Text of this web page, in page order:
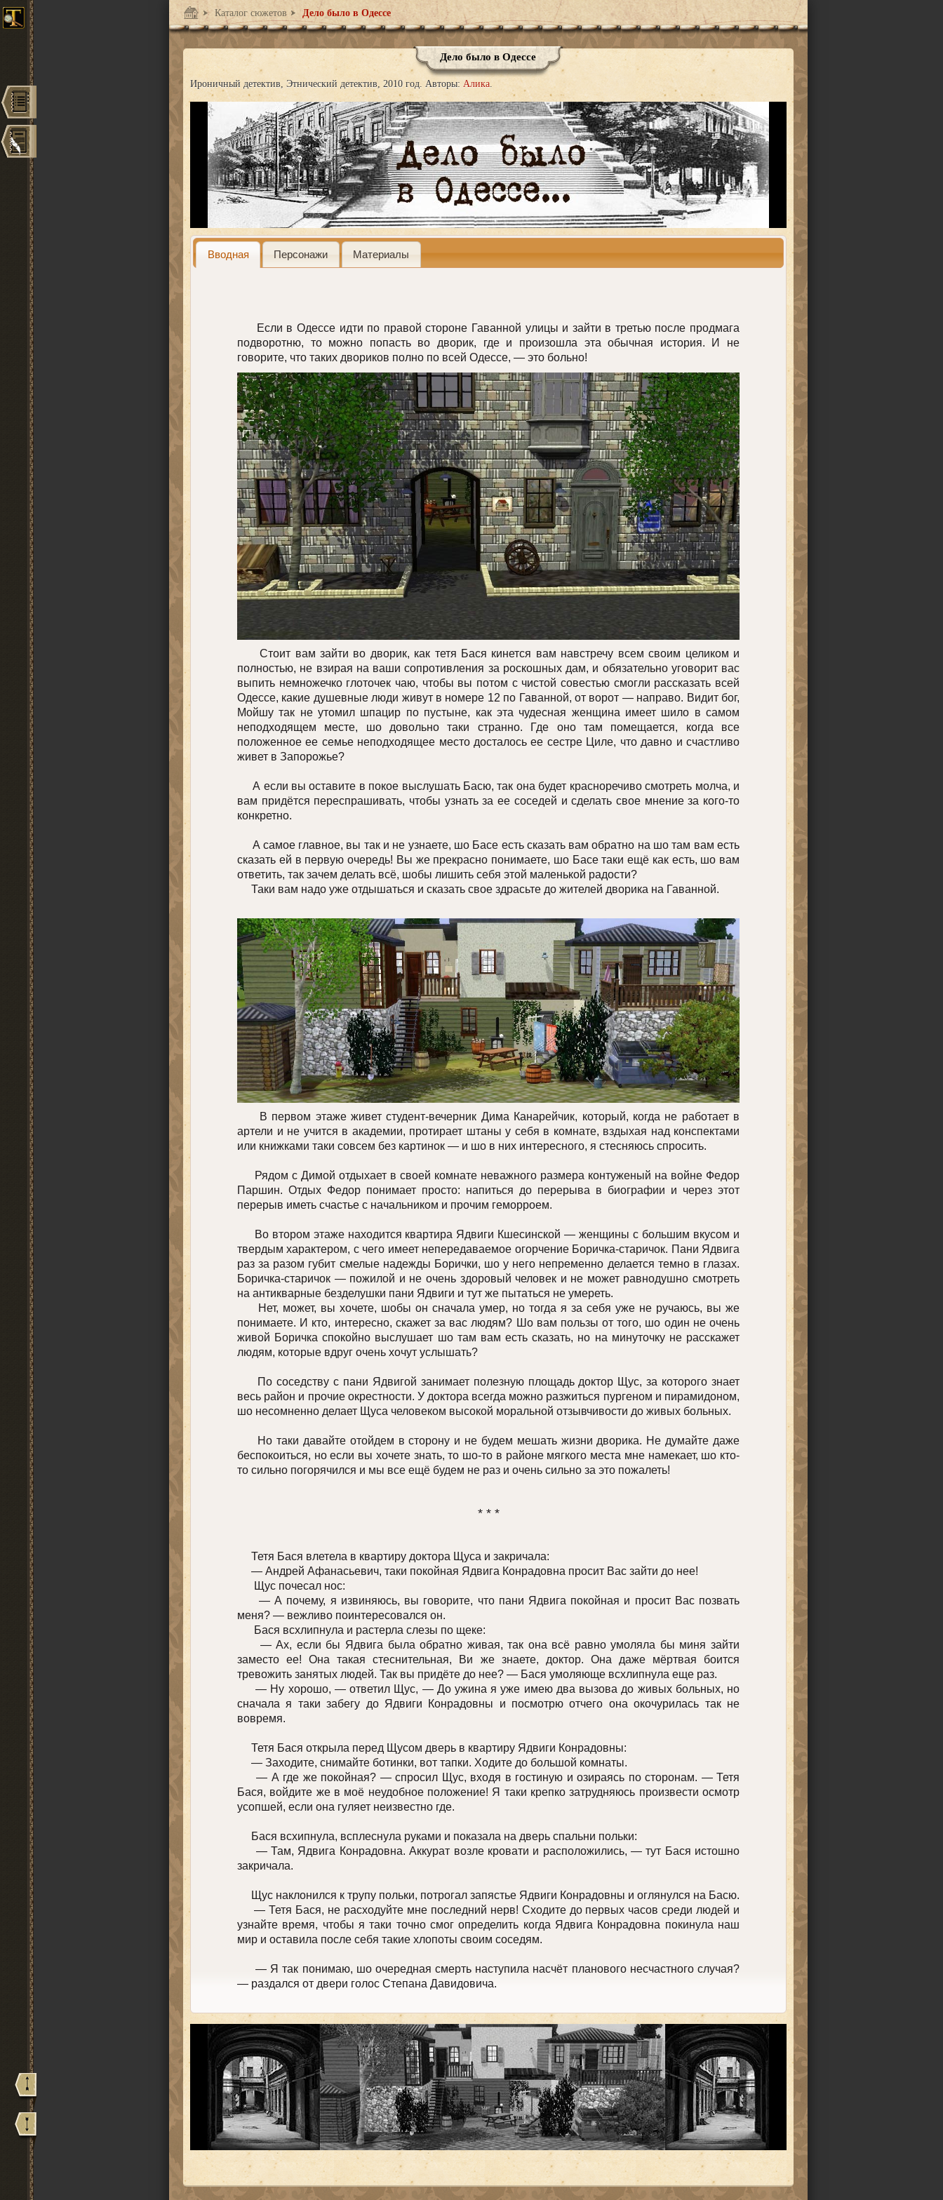
Каталог сюжетов Дело было в Одессе
Дело было в Одессе
Ироничный детектив Этнический детектив 2010 год. Авторы: Алика
Вводная Персонажи Материалы
Если в Одессе идти по правой стороне Гаванной улицы и зайти в третью после продмага
подворотню, то можно попасть во дворик, где и произошла эта обычная история. И не
говорите, что таких двориков полно по всей Одессе, — это больно!
Стоит вам зайти во дворик, как тетя Бася кинется вам навстречу всем своим целиком и
полностью, не взирая на ваши сопротивления за роскошных дам, и обязательно уговорит вас
выпить немножечко глоточек чаю, чтобы вы потом с чистой совестью смогли рассказать всей
Одессе, какие душевные люди живут в номере 12 по Гаванной, от ворот — направо. Видит бог,
Мойшу так не утомил шпацир по пустыне, как эта чудесная женщина имеет шило в самом
неподходящем месте, шо довольно таки странно. Где оно там помещается, когда все
положенное ее семье неподходящее место досталось ее сестре Циле, что давно и счастливо
живет в Запорожье?
А если вы оставите в покое выслушать Басю, так она будет красноречиво смотреть молча, и
вам придётся переспрашивать, чтобы узнать за ее соседей и сделать свое мнение за кого-то
конкретно.
А самое главное, вы так и не узнаете, шо Басе есть сказать вам обратно на шо там вам есть
сказать ей в первую очередь! Вы же прекрасно понимаете, шо Басе таки ещё как есть, шо вам
ответить, так зачем делать всё, шобы лишить себя этой маленькой радости?
Таки вам надо уже отдышаться и сказать свое здрасьте до жителей дворика на Гаванной.
В первом этаже живет студент-вечерник Дима Канарейчик, который, когда не работает в
артели и не учится в академии, протирает штаны у себя в комнате, вздыхая над конспектами
или книжками таки совсем без картинок — и шо в них интересного, я стесняюсь спросить.
Рядом с Димой отдыхает в своей комнате неважного размера контуженый на войне Федор
Паршин. Отдых Федор понимает просто: напиться до перерыва в биографии и через этот
перерыв иметь счастье с начальником и прочим геморроем.
Во втором этаже находится квартира Ядвиги Кшесинской — женщины с большим вкусом и
твердым характером, с чего имеет непередаваемое огорчение Боричка-старичок. Пани Ядвига
раз за разом губит смелые надежды Борички, шо у него непременно делается темно в глазах.
Боричка-старичок — пожилой и не очень здоровый человек и не может равнодушно смотреть
на антикварные безделушки пани Ядвиги и тут же пытаться не умереть.
Нет, может, вы хочете, шобы он сначала умер, но тогда я за себя уже не ручаюсь, вы же
понимаете. И кто, интересно, скажет за вас людям? Шо вам пользы от того, шо один не очень
живой Боричка спокойно выслушает шо там вам есть сказать, но на минуточку не расскажет
людям, которые вдруг очень хочут услышать?
По соседству с пани Ядвигой занимает полезную площадь доктор Щус, за которого знает
весь район и прочие окрестности. У доктора всегда можно разжиться пургеном и пирамидоном,
шо несомненно делает Щуса человеком высокой моральной отзывчивости до живых больных.
Но таки давайте отойдем в сторону и не будем мешать жизни дворика. Не думайте даже
беспокоиться, но если вы хочете знать, то шо-то в районе мягкого места мне намекает, шо кто-
то сильно погорячился и мы все ещё будем не раз и очень сильно за это пожалеть!
* * *
Тетя Бася влетела в квартиру доктора Щуса и закричала:
— Андрей Афанасьевич, таки покойная Ядвига Конрадовна просит Вас зайти до нее!
Щус почесал нос:
— А почему, я извиняюсь, вы говорите, что пани Ядвига покойная и просит Вас позвать
меня? — вежливо поинтересовался он.
Бася всхлипнула и растерла слезы по щеке:
— Ах, если бы Ядвига была обратно живая, так она всё равно умоляла бы миня зайти
заместо ее! Она такая стеснительная, Ви же знаете, доктор. Она даже мёртвая боится
тревожить занятых людей. Так вы придёте до нее? — Бася умоляюще всхлипнула еще раз.
— Ну хорошо, — ответил Щус, — До ужина я уже имею два вызова до живых больных, но
сначала я таки забегу до Ядвиги Конрадовны и посмотрю отчего она окочурилась так не
вовремя.
Тетя Бася открыла перед Щусом дверь в квартиру Ядвиги Конрадовны:
— Заходите, снимайте ботинки, вот тапки. Ходите до большой комнаты.
— А где же покойная? — спросил Щус, входя в гостиную и озираясь по сторонам. — Тетя
Бася, войдите же в моё неудобное положение! Я таки крепко затрудняюсь произвести осмотр
усопшей, если она гуляет неизвестно где.
Бася всхипнула, всплеснула руками и показала на дверь спальни польки:
— Там, Ядвига Конрадовна. Аккурат возле кровати и расположились, — тут Бася истошно
закричала.
Щус наклонился к трупу польки, потрогал запястье Ядвиги Конрадовны и оглянулся на Басю.
— Тетя Бася, не расходуйте мне последний нерв! Сходите до первых часов среди людей и
узнайте время, чтобы я таки точно смог определить когда Ядвига Конрадовна покинула наш
мир и оставила после себя такие хлопоты своим соседям.
— Я так понимаю, шо очередная смерть наступила насчёт планового несчастного случая?
— раздался от двери голос Степана Давидовича.